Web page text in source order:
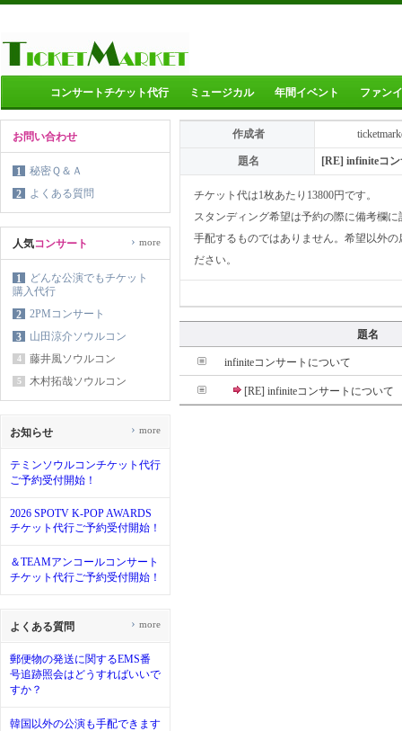
コンサートチケット代行 ミュージカル 年間イベント ファン
お問い合わせ
1
秘密Ｑ＆Ａ
2
よくある質問
人気コンサート
1
どんな公演でもチケット
購入代行
2
2PMコンサート
3
山田涼介ソウルコン
4 藤井風ソウルコン
5 木村拓哉ソウルコン
› more
お知らせ
テミンソウルコンチケット代行
ご予約受付開始！
2026 SPOTV K-POP AWARDS
チケット代行ご予約受付開始！
＆TEAMアンコールコンサート
チケット代行ご予約受付開始！
› more
よくある質問
郵便物の発送に関するEMS番
号追跡照会はどうすればいいで
すか？
韓国以外の公演も手配できます
› more
作成者
題名 [RE] infiniteコ
チケット代は1枚あたり13800円です。
スタンディング希望は予約の際に備考欄
手配するものではありません。希望以外
ださい。
題名
infiniteコンサートについて
[RE] infiniteコンサートについて